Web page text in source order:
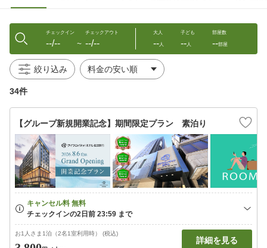
チェックイン
--/-- 〜
チェックアウト
--/--
大人
--人
子ども
--人
部屋数
--部屋
絞り込み
34件
【グループ新規開業記念】期間限定プラン 素泊り
お1人さま1泊（2名1室利用時） (税込)
詳細を見る